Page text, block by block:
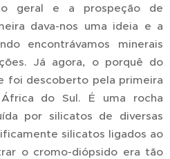
geral e a prospeção de
dava-nos uma ideia e a
encontrávamos minerais
Já agora, o porquê do
foi descoberto pela primeira
do Sul. É uma rocha
por silicatos de diversas
silicatos ligados ao
o cromo-diópsido era tão